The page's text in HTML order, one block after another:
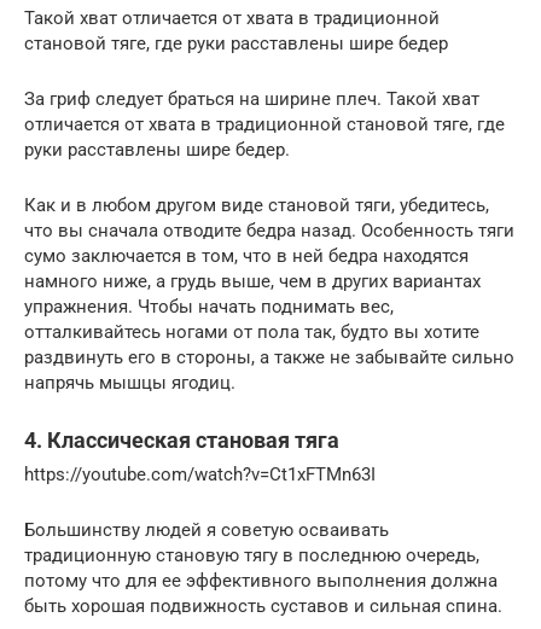
Такой хват отличается от хвата в традиционной
становой тяге, где руки расставлены шире бедер
За гриф следует браться на ширине плеч. Такой хват
отличается от хвата в традиционной становой тяге, где
руки расставлены шире бедер.
Как и в любом другом виде становой тяги, убедитесь,
что вы сначала отводите бедра назад. Особенность тяги
сумо заключается в том, что в ней бедра находятся
намного ниже, а грудь выше, чем в других вариантах
упражнения. Чтобы начать поднимать вес,
отталкивайтесь ногами от пола так, будто вы хотите
раздвинуть его в стороны, а также не забывайте сильно
напрячь мышцы ягодиц.
4. Классическая становая тяга
https://youtube.com/watch?v=Ct1xFTMn63I
Большинству людей я советую осваивать
традиционную становую тягу в последнюю очередь,
потому что для ее эффективного выполнения должна
быть хорошая подвижность суставов и сильная спина.